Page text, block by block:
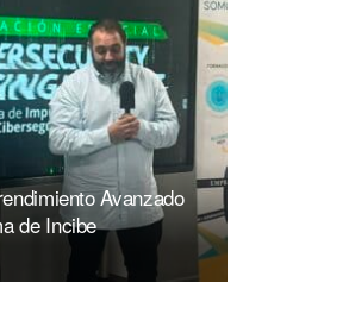
Avanzado
de Incibe